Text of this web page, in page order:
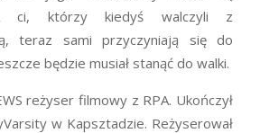
ci, którzy kiedyś walczyli z
teraz sami przyczyniają się do
będzie musiał stanąć do walki.
reżyser filmowy z RPA. Ukończył
w Kapsztadzie. Reżyserował